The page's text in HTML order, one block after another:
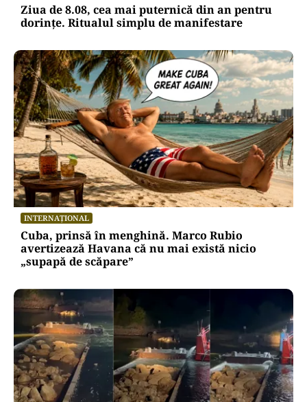
Ziua de 8.08, cea mai puternică din an pentru
dorințe. Ritualul simplu de manifestare
INTERNAȚIONAL
Cuba, prinsă în menghină. Marco Rubio
avertizează Havana că nu mai există nicio
„supapă de scăpare”